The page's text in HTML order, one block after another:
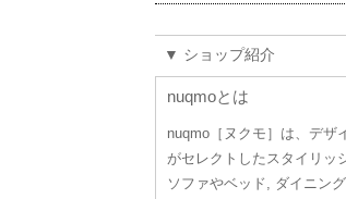
▼ ショップ紹介
nuqmoとは
nuqmo［ヌクモ］は、デザ
がセレクトしたスタイリッ
ソファやベッド, ダイニン